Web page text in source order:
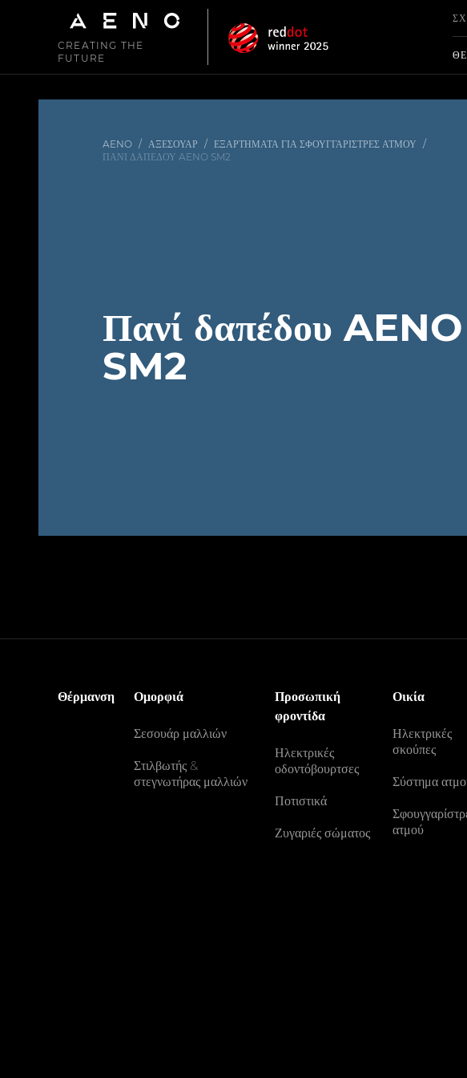
CREATING THE
FUTURE
AENO / ΑΞΕΣΟΥΆΡ / ΕΞΑΡΤΉΜΑΤΑ ΓΙΑ ΣΦΟΥΓΓΑΡΊΣΤΡΕΣ ΑΤΜΟΎ /
ΠΑΝΊ ΔΑΠΈΔΟΥ AENO SM2
Πανί δαπέδου AENO
SM2
Θέρμανση Ομορφιά
Σεσουάρ μαλλιών
Στιλβωτής &
στεγνωτήρας μαλλιών
Προσωπική
φροντίδα
Ηλεκτρικές
οδοντόβουρτσες
Ποτιστικά
Ζυγαριές σώματος
Οικία
Ηλεκτρικές
σκούπες
Σύστημα
ατμού